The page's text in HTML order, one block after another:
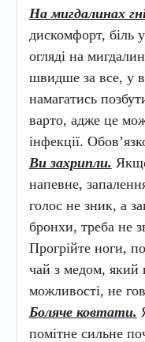
На мигдалинах
дискомфорт, біль
огляді на
швидше за все, у
намагатись
варто, адже це
інфекції.
Ви захрипли.
напевне,
голос не зник, а
бронхи, треба не з
Прогрійте ноги,
чай з медом, який
можливості, не
Боляче ковтати.
помітне сильне